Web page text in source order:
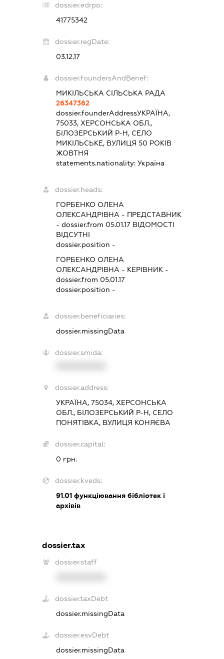
dossier.edrpo:
41775342
dossier.regDate:
03.12.17
dossier.foundersAndBenef:
МИКІЛЬСЬКА СІЛЬСЬКА РАДА
26347362
dossier.founderAddressУКРАЇНА,
75033, ХЕРСОНСЬКА ОБЛ.,
БІЛОЗЕРСЬКИЙ Р-Н, СЕЛО
МИКІЛЬСЬКЕ, ВУЛИЦЯ 50 РОКІВ
ЖОВТНЯ
statements.nationality: Україна
dossier.heads:
ГОРБЕНКО ОЛЕНА
ОЛЕКСАНДРІВНА - ПРЕДСТАВНИК
- dossier.from 05.01.17ВІДОМОСТІ
ВІДСУТНІ
dossier.position -
ГОРБЕНКО ОЛЕНА
ОЛЕКСАНДРІВНА - КЕРІВНИК -
dossier.from 05.01.17
dossier.position -
dossier.beneficiaries:
dossier.missingData
dossier.smida:
dossier.address:
УКРАЇНА, 75034, ХЕРСОНСЬКА
ОБЛ., БІЛОЗЕРСЬКИЙ Р-Н, СЕЛО
ПОНЯТІВКА, ВУЛИЦЯ КОНЯЄВА
dossier.capital:
0 грн.
dossier.kveds:
91.01функціювання бібліотек і
архівів
dossier.tax
dossier.staff
dossier.taxDebt
dossier.missingData
dossier.esvDebt
dossier.missingData